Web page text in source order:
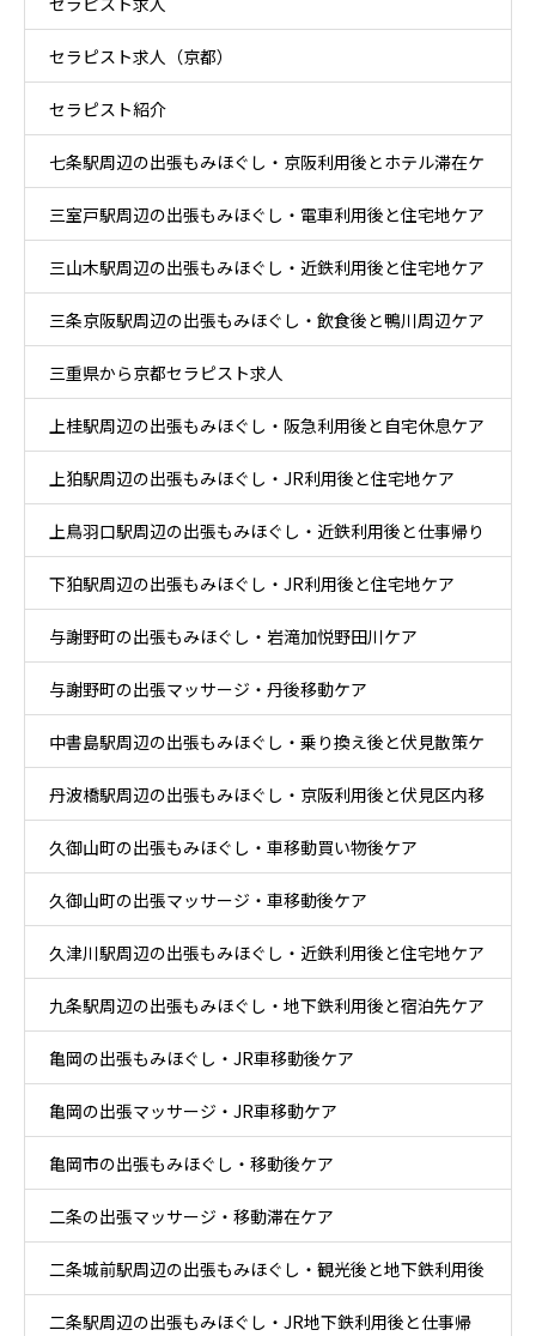
ケア
セラピスト求人（京都）
セラピスト紹介
七条駅周辺の出張もみほぐし・京阪利用後とホテル滞在ケ
ア
三室戸駅周辺の出張もみほぐし・電車利用後と住宅地ケア
三山木駅周辺の出張もみほぐし・近鉄利用後と住宅地ケア
三条京阪駅周辺の出張もみほぐし・飲食後と鴨川周辺ケア
三重県から京都セラピスト求人
上桂駅周辺の出張もみほぐし・阪急利用後と自宅休息ケア
上狛駅周辺の出張もみほぐし・JR利用後と住宅地ケア
上鳥羽口駅周辺の出張もみほぐし・近鉄利用後と仕事帰り
ケア
下狛駅周辺の出張もみほぐし・JR利用後と住宅地ケア
与謝野町の出張もみほぐし・岩滝加悦野田川ケア
与謝野町の出張マッサージ・丹後移動ケア
中書島駅周辺の出張もみほぐし・乗り換え後と伏見散策ケ
ア
丹波橋駅周辺の出張もみほぐし・京阪利用後と伏見区内移
動ケア
久御山町の出張もみほぐし・車移動買い物後ケア
久御山町の出張マッサージ・車移動後ケア
久津川駅周辺の出張もみほぐし・近鉄利用後と住宅地ケア
九条駅周辺の出張もみほぐし・地下鉄利用後と宿泊先ケア
亀岡の出張もみほぐし・JR車移動後ケア
亀岡の出張マッサージ・JR車移動ケア
亀岡市の出張もみほぐし・移動後ケア
二条の出張マッサージ・移動滞在ケア
二条城前駅周辺の出張もみほぐし・観光後と地下鉄利用後
ケア
二条駅周辺の出張もみほぐし・JR地下鉄利用後と仕事帰